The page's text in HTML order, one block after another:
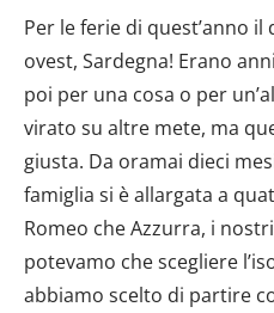
Per le ferie di quest’anno
ovest, Sardegna! Erano
poi per una cosa o per
virato su altre mete, ma
giusta. Da oramai dieci
famiglia si è allargata a
Romeo che Azzurra, i
potevamo che scegliere
abbiamo scelto di partire